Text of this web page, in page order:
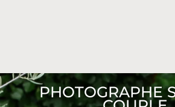
PHOTOGRAPHE